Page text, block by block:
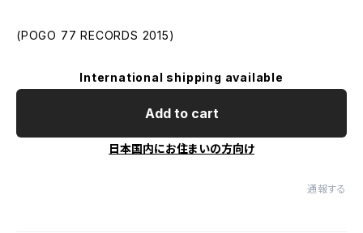
(POGO 77 RECORDS 2015)
International shipping available
Add to cart
日本国内にお住まいの方向け
通報する